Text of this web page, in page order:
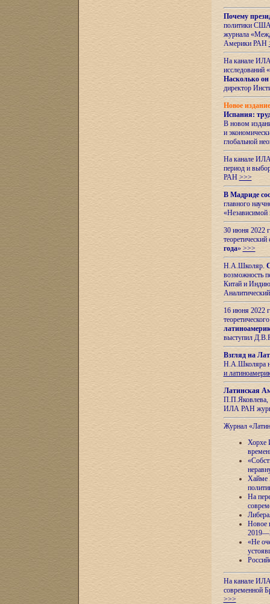
Почему
политики США
журнала
Америки РАН
На канале ИЛА
исследований «
Насколько он
директор
Новое
Испания:
В новом
и
глобальной
На канале
период и
РАН >>>
В Мадриде
главного
«Независимой
30 июня 2022
года» >>>
Н.А.Школяр.
возможность
Китай и
16 июня 2022
выступил
Взгляд на
Н.А.Школяра
и
Латинская
П.П.Яковлева,
ИЛА РАН
Журнал
Хорхе
Хайме
На
Новое
«Не
На канале ИЛА
современной
>>>